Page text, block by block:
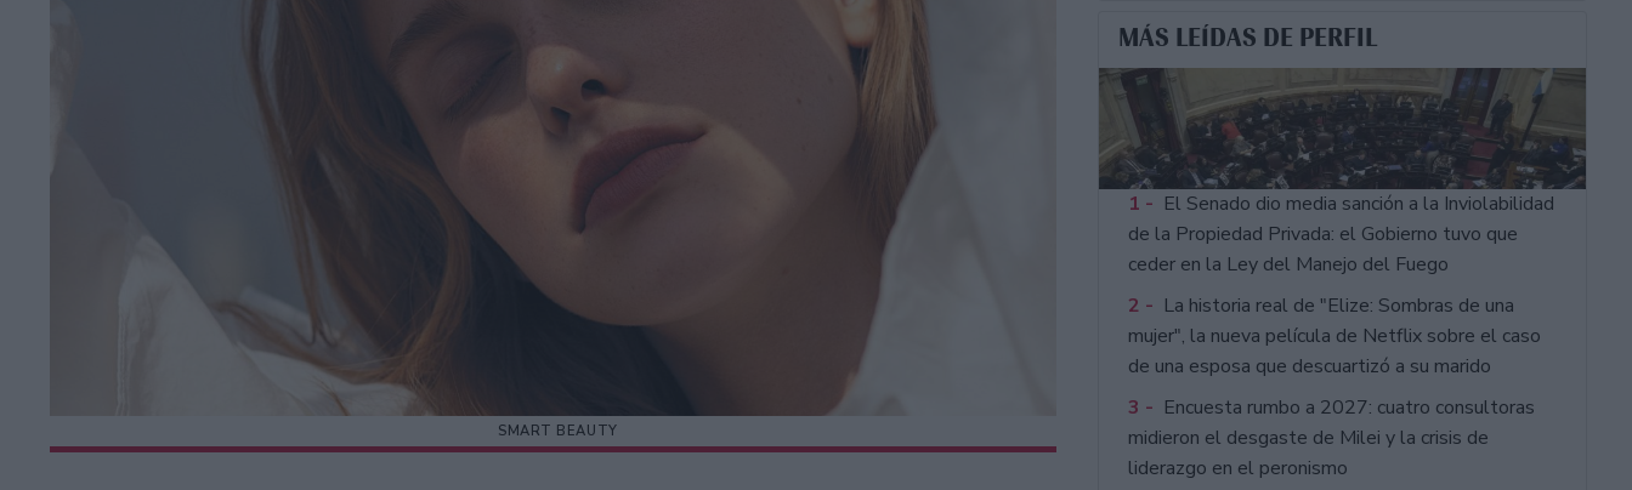
SMART BEAUTY
MÁS LEÍDAS DE PERFIL
1 - El Senado dio media sanción a la Inviolabilidad
de la Propiedad Privada: el Gobierno tuvo que
ceder en la Ley del Manejo del Fuego
2 - La historia real de "Elize: Sombras de una
mujer", la nueva película de Netflix sobre el caso
de una esposa que descuartizó a su marido
3 - Encuesta rumbo a 2027: cuatro consultoras
midieron el desgaste de Milei y la crisis de
liderazgo en el peronismo